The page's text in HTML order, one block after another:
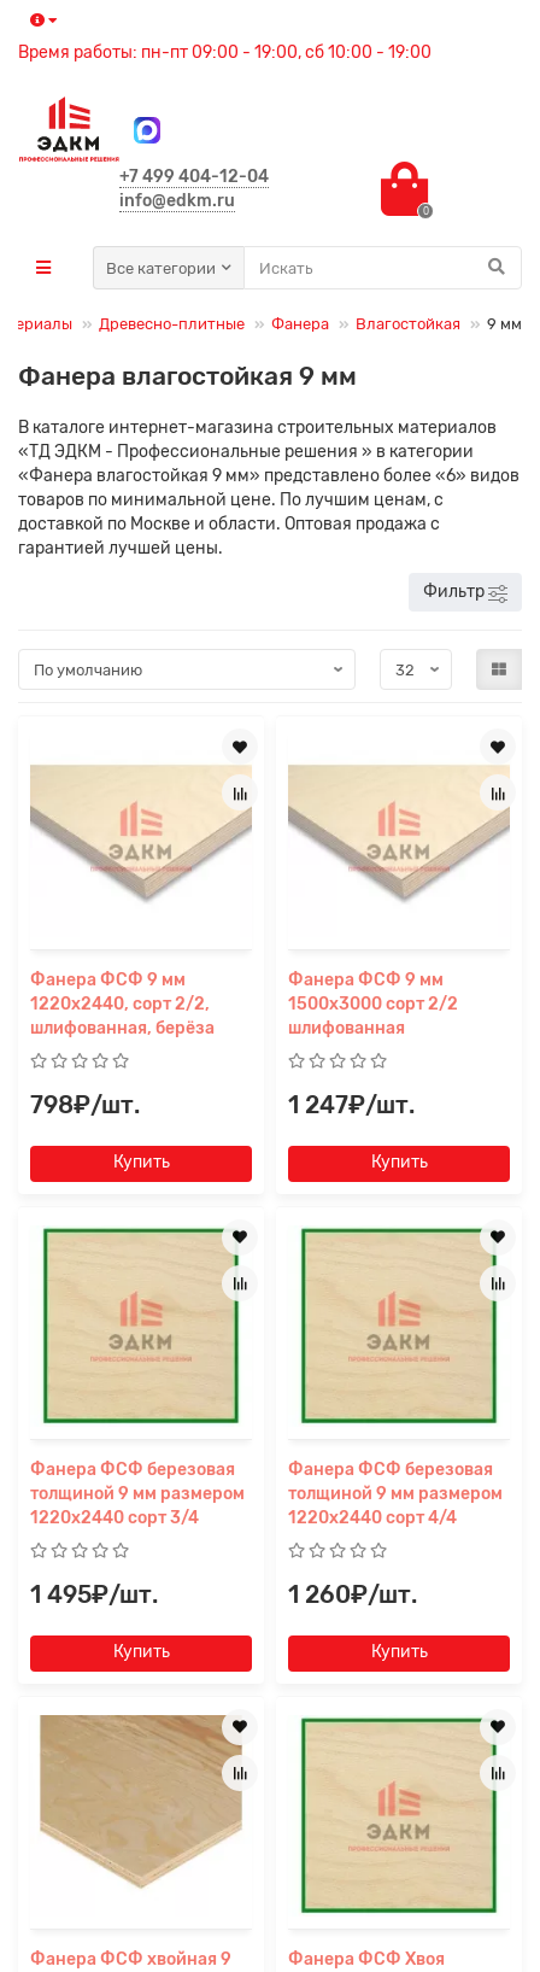
Время работы: пн-пт 09:00 - 19:00, сб 10:00 - 19:00
+7 499 404-12-04
info@edkm.ru
0
Все категории
Древесно-плитные Фанера Влагостойкая 9 мм
Фанера влагостойкая 9 мм
В каталоге интернет-магазина строительных материалов
«ТД ЭДКМ - Профессиональные решения » в категории
«Фанера влагостойкая 9 мм» представлено более «6» видов
товаров по минимальной цене. По лучшим ценам, с
доставкой по Москве и области. Оптовая продажа с
гарантией лучшей цены.
Фильтр
Фанера ФСФ 9 мм
1220х2440, сорт 2/2,
шлифованная, берёза
798₽/шт.
Купить
Фанера ФСФ 9 мм
1500х3000 сорт 2/2
шлифованная
1 247₽/шт.
Купить
Фанера ФСФ березовая
толщиной 9 мм размером
1220х2440 сорт 3/4
1 495₽/шт.
Купить
Фанера ФСФ березовая
толщиной 9 мм размером
1220х2440 сорт 4/4
1 260₽/шт.
Купить
Фанера ФСФ хвойная 9
Фанера ФСФ Хвоя
Заявка на расчет ×
Прикрепите
файл